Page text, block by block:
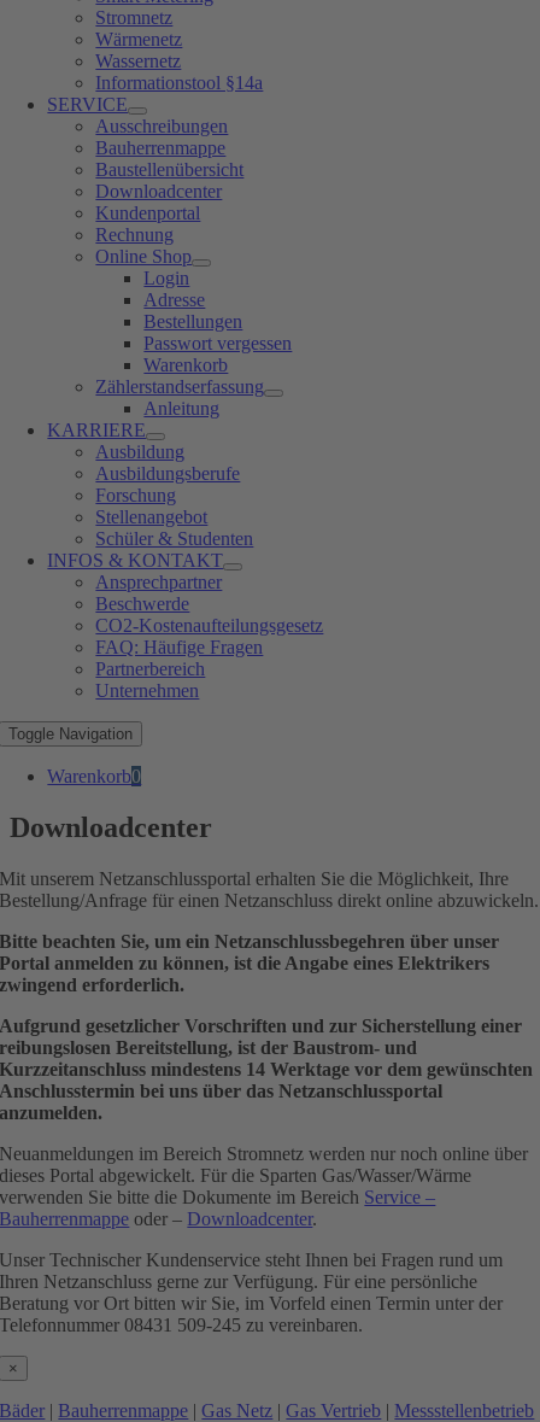
Stromnetz
Wärmenetz
Wassernetz
Informationstool §14a
SERVICE
Ausschreibungen
Bauherrenmappe
Baustellenübersicht
Downloadcenter
Kundenportal
Rechnung
Online Shop
Login
Adresse
Bestellungen
Passwort vergessen
Warenkorb
Zählerstandserfassung
Anleitung
KARRIERE
Ausbildung
Ausbildungsberufe
Forschung
Stellenangebot
Schüler & Studenten
INFOS & KONTAKT
Ansprechpartner
Beschwerde
CO2-Kostenaufteilungsgesetz
FAQ: Häufige Fragen
Partnerbereich
Unternehmen
Toggle Navigation
Warenkorb0
Downloadcenter
Mit unserem Netzanschlussportal erhalten Sie die Möglichkeit, Ihre
Bestellung/Anfrage für einen Netzanschluss direkt online abzuwickeln.
Bitte beachten Sie, um ein Netzanschlussbegehren über unser
Portal anmelden zu können, ist die Angabe eines Elektrikers
zwingend erforderlich.
Aufgrund gesetzlicher Vorschriften und zur Sicherstellung einer
reibungslosen Bereitstellung, ist der Baustrom- und
Kurzzeitanschluss mindestens 14 Werktage vor dem gewünschten
Anschlusstermin bei uns über das Netzanschlussportal
anzumelden.
Neuanmeldungen im Bereich Stromnetz werden nur noch online über
dieses Portal abgewickelt. Für die Sparten Gas/Wasser/Wärme
verwenden Sie bitte die Dokumente im Bereich Service –
Bauherrenmappe oder – Downloadcenter.
Unser Technischer Kundenservice steht Ihnen bei Fragen rund um
Ihren Netzanschluss gerne zur Verfügung. Für eine persönliche
Beratung vor Ort bitten wir Sie, im Vorfeld einen Termin unter der
Telefonnummer 08431 509-245 zu vereinbaren.
×
Bäder | Bauherrenmappe |Gas Netz |Gas Vertrieb | Messstellenbetrieb